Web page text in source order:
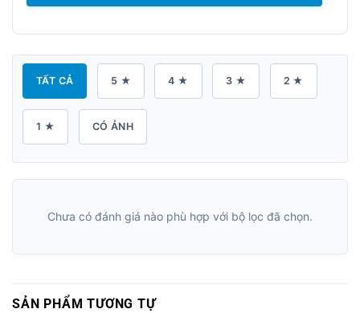
TẤT CẢ 5 ★ 4 ★ 3 ★ 2 ★
1 ★ CÓ ẢNH
Chưa có đánh giá nào phù hợp với bộ lọc đã chọn.
SẢN PHẨM TƯƠNG TỰ